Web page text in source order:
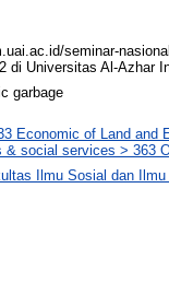
seminar-
di Universitas Al-Azhar
garbage
Economic of Land and
social services > 363
Ilmu Sosial dan